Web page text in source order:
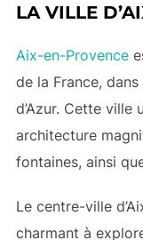
LA VILLE
Aix-en-Provence
de la France,
d’Azur. Cette ville
architecture
fontaines, ainsi
Le centre-ville
charmant à